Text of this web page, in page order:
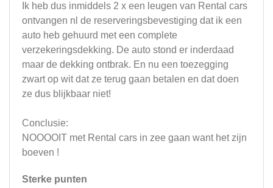
Ik heb dus inmiddels 2 x een leugen van Rental cars
ontvangen nl de reserveringsbevestiging dat ik een
auto heb gehuurd met een complete
verzekeringsdekking. De auto stond er inderdaad
maar de dekking ontbrak. En nu een toezegging
zwart op wit dat ze terug gaan betalen en dat doen
ze dus blijkbaar niet!
Conclusie:
NOOOOIT met Rental cars in zee gaan want het zijn
boeven !
Sterke punten